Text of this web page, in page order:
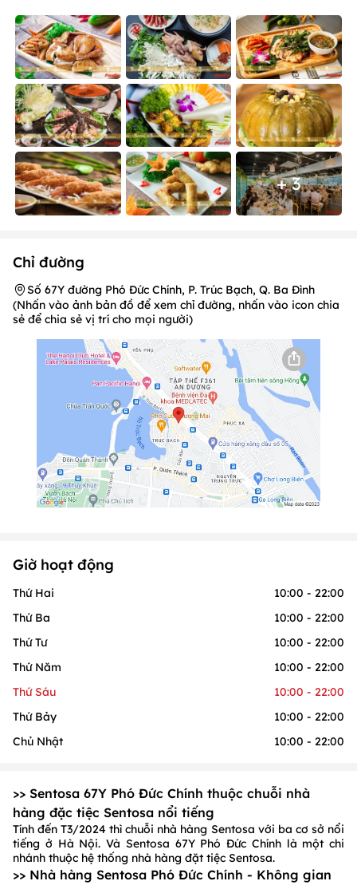
+ 3
Chỉ đường
Số 67Y đường Phó Đức Chính, P. Trúc Bạch, Q. Ba Đình
(Nhấn vào ảnh bản đồ để xem chỉ đường, nhấn vào icon chia
sẻ để chia sẻ vị trí cho mọi người)
Giờ hoạt động
Thứ Hai
10:00 - 22:00
Thứ Ba
10:00 - 22:00
Thứ Tư
10:00 - 22:00
Thứ Năm
10:00 - 22:00
Thứ Sáu
10:00 - 22:00
Thứ Bảy
10:00 - 22:00
Chủ Nhật
10:00 - 22:00
>> Sentosa 67Y Phó Đức Chính thuộc chuỗi nhà
hàng đặc tiệc Sentosa nổi tiếng
Tính đến T3/2024 thì chuỗi nhà hàng Sentosa với ba cơ sở nổi
tiếng ở Hà Nội. Và Sentosa 67Y Phó Đức Chính là một chi
nhánh thuộc hệ thống nhà hàng đặt tiệc Sentosa.
>> Nhà hàng Sentosa Phó Đức Chính - Không gian